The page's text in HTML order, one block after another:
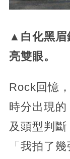
▲白化黑眉
亮雙眼。
Rock回憶
時分出現
及頭型判斷
「我拍了